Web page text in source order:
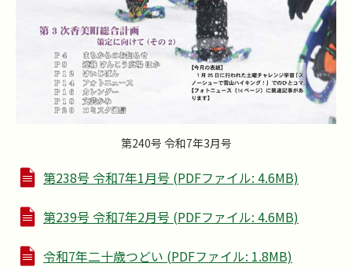
第240号 令和7年3月号
第238号 令和7年1月号 (PDFファイル: 4.6MB)
第239号 令和7年2月号 (PDFファイル: 4.6MB)
令和7年二十歳つどい (PDFファイル: 1.8MB)